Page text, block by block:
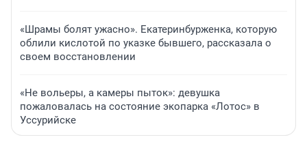
«Шрамы болят ужасно». Екатеринбурженка, которую
облили кислотой по указке бывшего, рассказала о
своем восстановлении
«Не вольеры, а камеры пыток»: девушка
пожаловалась на состояние экопарка «Лотос» в
Уссурийске